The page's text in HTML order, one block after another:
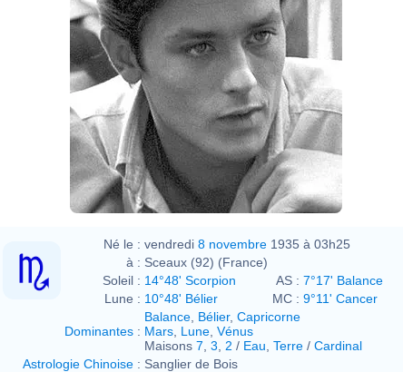
Né le : vendredi 8 novembre 1935 à 03h25
à : Sceaux (92) (France)
Soleil : 14°48' Scorpion AS : 7°17' Balance
Lune : 10°48' Bélier MC : 9°11' Cancer
Dominantes :
Balance Bélier, Capricorne
Mars Lune Vénus
Maisons 7 3 2 / Eau Terre / Cardinal
Astrologie Chinoise : Sanglier de Bois